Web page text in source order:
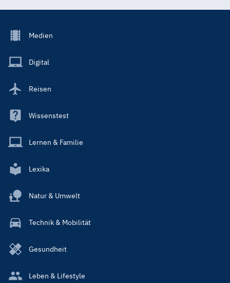
Footer
Main
Medien
Digital
Reisen
Wissenstest
Lernen & Familie
Lexika
Natur & Umwelt
Technik & Mobilität
Gesundheit
Leben & Lifestyle